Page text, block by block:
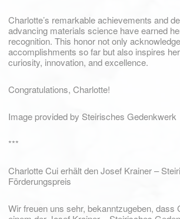
Charlotte’s remarkable achievements and
advancing materials science have earned
recognition. This honor not only
accomplishments so far but also inspires
curiosity, innovation, and excellence.
Congratulations, Charlotte!
Image provided by Steirisches Gedenkwerk
***
Charlotte Cui erhält den Josef Krainer –
Förderungspreis
Wir freuen uns sehr, bekanntzugeben, dass